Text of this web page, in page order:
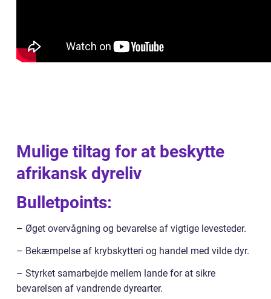
Mulige tiltag for at beskytte
afrikansk dyreliv
Bulletpoints:
– Øget overvågning og bevarelse af vigtige levesteder.
– Bekæmpelse af krybskytteri og handel med vilde dyr.
– Styrket samarbejde mellem lande for at sikre
bevarelsen af vandrende dyrearter.